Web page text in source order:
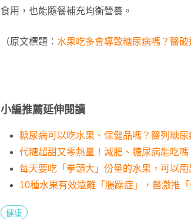
食用，也能隨餐補充均衡營養。
（原文標題： 水果吃多會導致糖尿病嗎？醫
小編推薦延伸閱讀
糖尿病可以吃水果、保健品嗎？醫列糖
代糖超甜又零熱量！減肥、糖尿病能吃
每天要吃「拳頭大」份量的水果，可以
10種水果有效遠離「腸躁症」，醫激推
健康